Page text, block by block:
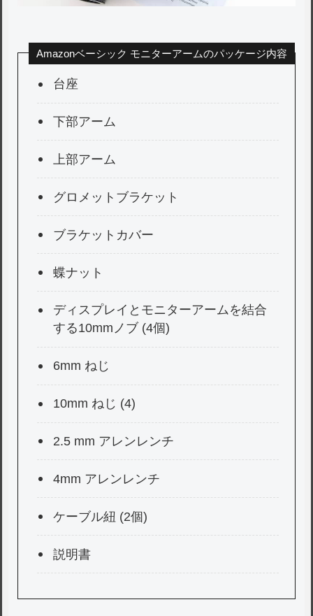
Amazonベーシック モニターアームのパッケージ内容
台座
下部アーム
上部アーム
グロメットブラケット
ブラケットカバー
蝶ナット
ディスプレイとモニターアームを結合
する10mmノブ (4個)
6mm ねじ
10mm ねじ (4)
2.5 mm アレンレンチ
4mm アレンレンチ
ケーブル紐 (2個)
説明書